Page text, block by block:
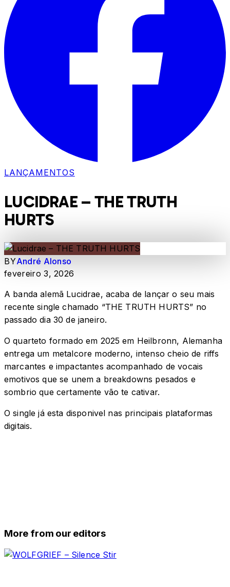
LANÇAMENTOS
LUCIDRAE – THE TRUTH
HURTS
BYAndré Alonso
fevereiro 3, 2026
A banda alemã Lucidrae, acaba de lançar o seu mais
recente single chamado “THE TRUTH HURTS” no
passado dia 30 de janeiro.
O quarteto formado em 2025 em Heilbronn, Alemanha
entrega um metalcore moderno, intenso cheio de riffs
marcantes e impactantes acompanhado de vocais
emotivos que se unem a breakdowns pesados e
sombrio que certamente vão te cativar.
O single já esta disponivel nas principais plataformas
digitais.
More from our editors